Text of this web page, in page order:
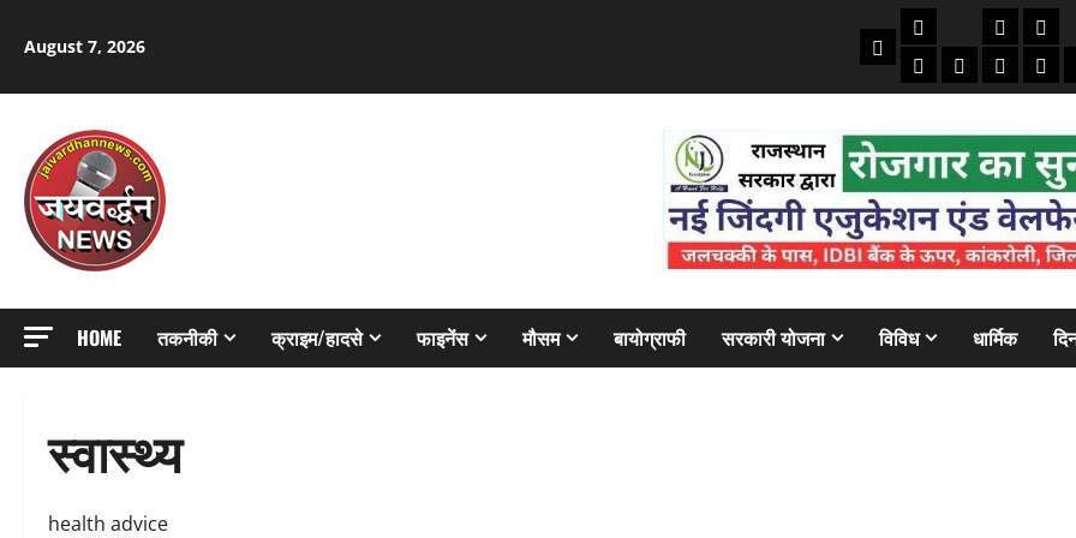
August 7, 2026 Home
तकनीकी
ऑटो
मोबाइल
क्राइम/
अजबबैंक
HOME तकनीकी क्राइम/हादसे फाइनेंस मौसम बायोग्राफी सरकारी योजना विविध धार्मिक
स्वास्थ्य
health advice